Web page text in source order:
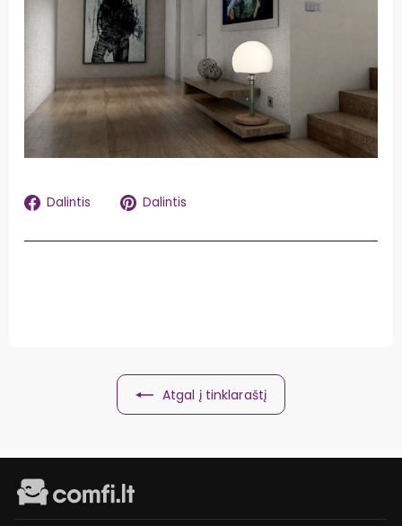
Dalintis
DalintisDalintis
Atgal į tinklaraštį